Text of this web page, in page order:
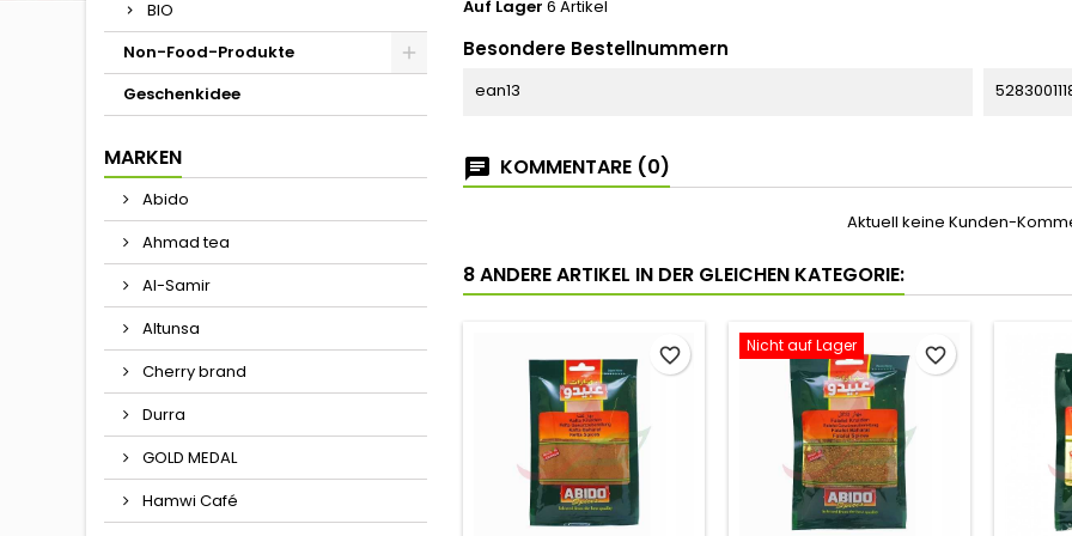
BIO
Non-Food-Produkte
Geschenkidee
MARKEN
Abido
Ahmad tea
Al-Samir
Altunsa
Cherry brand
Durra
GOLD MEDAL
Hamwi Café
Auf Lager 6 Artikel
Besondere Bestellnummern
ean13
KOMMENTARE (0)
Aktuell keine Kunden-
8 ANDERE ARTIKEL IN DER GLEICHEN KATEGORIE:
favorite_border Nicht auf Lager favorite_border